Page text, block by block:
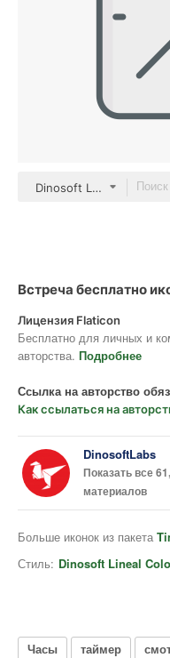
Dinosoft Lineal Color
Встреча бесплатно
Лицензия Flaticon
Бесплатно для личных и
авторства. Подробнее
Ссылка на авторство
Как ссылаться на
DinosoftLabs
Показать все
материалов
Больше иконок из пакета
Стиль: Dinosoft Lineal
Часы таймер